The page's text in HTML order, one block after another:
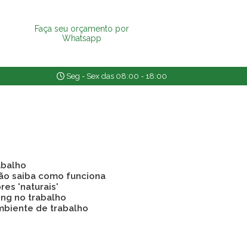
Faça seu orçamento por
Whatsapp
Seg - Sex das 08:00 - 18:00
saiba como funciona
'naturais'
no trabalho
de trabalho